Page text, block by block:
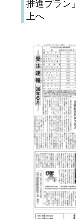
推進プラン
上へ